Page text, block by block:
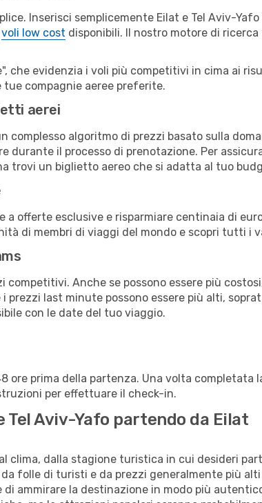
Inserisci semplicemente Eilat e Tel Aviv-
voli low cost disponibili. Il nostro motore di
che evidenzia i voli più competitivi in cima ai
tue compagnie aeree preferite.
aerei
algoritmo di prezzi basato sulla
durante il processo di prenotazione. Per
trovi un biglietto aereo che si adatta al tuo
a offerte esclusive e risparmiare centinaia di
di membri di viaggi del mondo e scopri tutti i
competitivi. Anche se possono essere più
prezzi last minute possono essere più alti,
con le date del tuo viaggio.
ore prima della partenza. Una volta completata
per effettuare il check-in.
Aviv-Yafo partendo da Eilat
clima, dalla stagione turistica in cui desideri
folle di turisti e da prezzi generalmente più
ammirare la destinazione in modo più